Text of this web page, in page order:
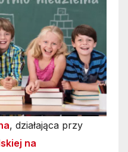
, działająca przy
na